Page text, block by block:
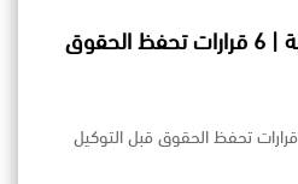
محامين احوال شخصية | 6 قرارات تحفظ الحقوق
محامين احوال شخصية | 6 قرارات تحفظ الحقوق قبل التوكيل